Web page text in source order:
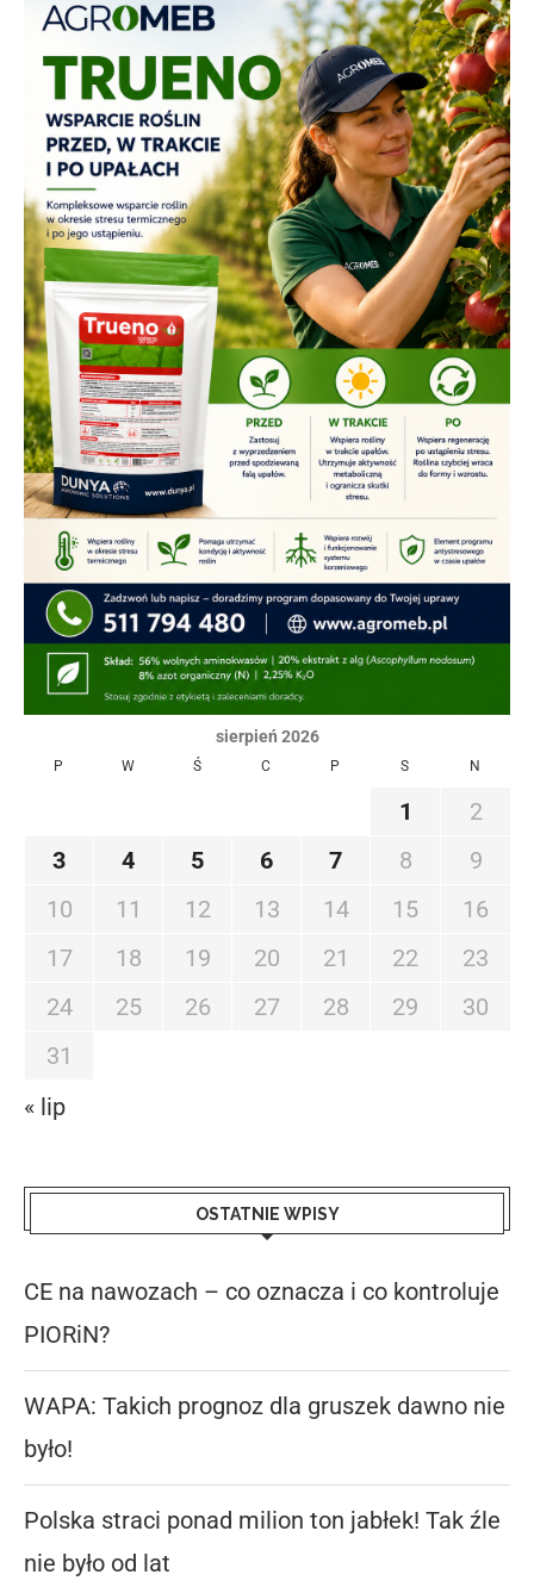
sierpień 2026
P W Ś C P S N
1
2
3
4 5 6 7 8
9
10
11 12 13 14 15
16
17
18 19 20 21 22
23
24
25 26 27 28 29
30
31
« lip
OSTATNIE WPISY
CE na nawozach – co oznacza i co kontroluje
PIORiN?
WAPA: Takich prognoz dla gruszek dawno nie
było!
Polska straci ponad milion ton jabłek! Tak źle
nie było od lat